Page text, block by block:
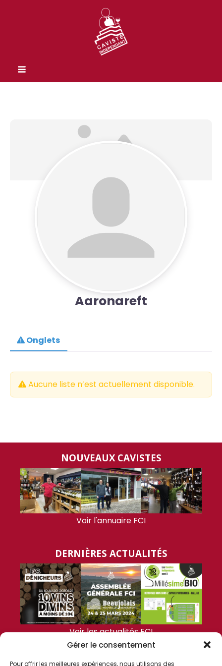
Gérer le consentement
Pour offrir les meilleures expériences, nous utilisons des
Aaronareft
Onglets
Aucune liste n’est actuellement disponible.
NOUVEAUX CAVISTES
Voir l'annuaire FCI
DERNIÈRES ACTUALITÉS
Voir les actualités FCI